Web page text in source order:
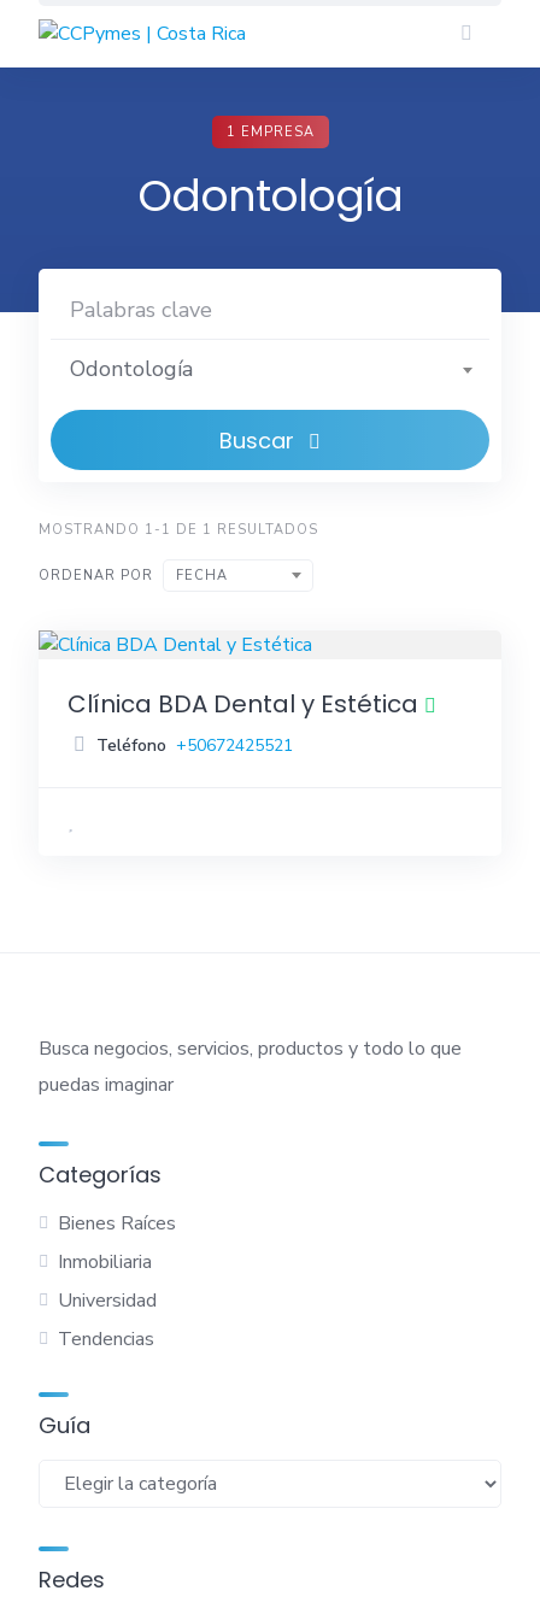
content
1 EMPRESA
Odontología
Odontología
Buscar
MOSTRANDO 1-1 DE 1 RESULTADOS
ORDENAR POR FECHA
Clínica BDA Dental y Estética
Teléfono +50672425521
Busca negocios, servicios, productos y todo lo que
puedas imaginar
Categorías
Bienes Raíces
Inmobiliaria
Universidad
Tendencias
Guía
Guía
Redes